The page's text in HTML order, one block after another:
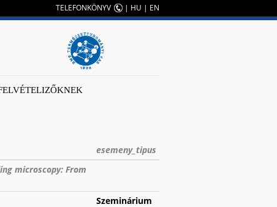
TELEFONKÖNYV | HU | EN
esemeny_tipus
microscopy: From
Szeminárium